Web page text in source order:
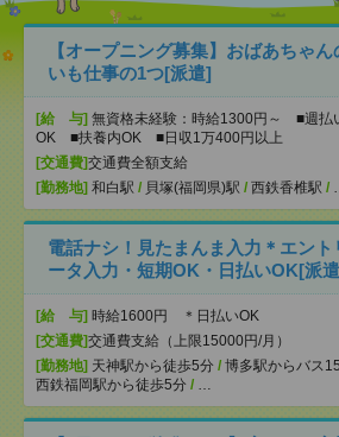
【オープニング募集】おばあちゃ
いも仕事の1つ[派遣]
[給 与] 無資格未経験：時給1300円～ ■週払
OK ■扶養内OK ■日収1万400円以上
[交通費]交通費全額支給
[勤務地] 和白駅 / 貝塚(福岡県)駅 / 西鉄香椎駅 /
電話ナシ！見たまんま入力＊エン
ータ入力・短期OK・日払いOK[派
[給 与] 時給1600円 ＊日払いOK
[交通費]交通費支給（上限15000円/月）
[勤務地] 天神駅から徒歩5分 / 博多駅からバス
西鉄福岡駅から徒歩5分 / …